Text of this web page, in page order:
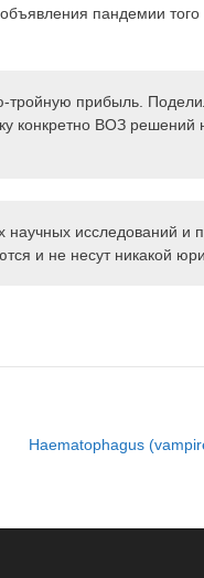
пандемии
тройную прибыль.
конкретно ВОЗ
исследований и
и не несут никакой
Haematophagus